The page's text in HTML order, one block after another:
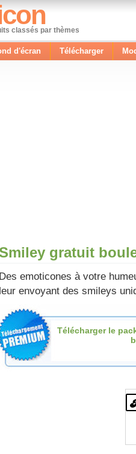
classés par thèmes
d'écran Télécharger
Smiley gratuit
Des emoticones à votre
leur envoyant des smileys
Télécharger le